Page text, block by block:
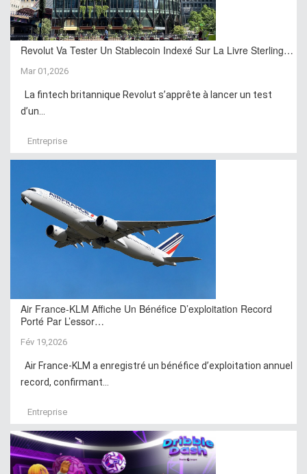
Revolut Va Tester Un Stablecoin Indexé Sur La Livre Sterling…
Mar 01,2026
La fintech britannique Revolut s’apprête à lancer un test
d’un...
Entreprise
Air France-KLM Affiche Un Bénéfice D’exploitation Record
Porté Par L’essor…
Fév 19,2026
Air France-KLM a enregistré un bénéfice d’exploitation annuel
record, confirmant...
Entreprise